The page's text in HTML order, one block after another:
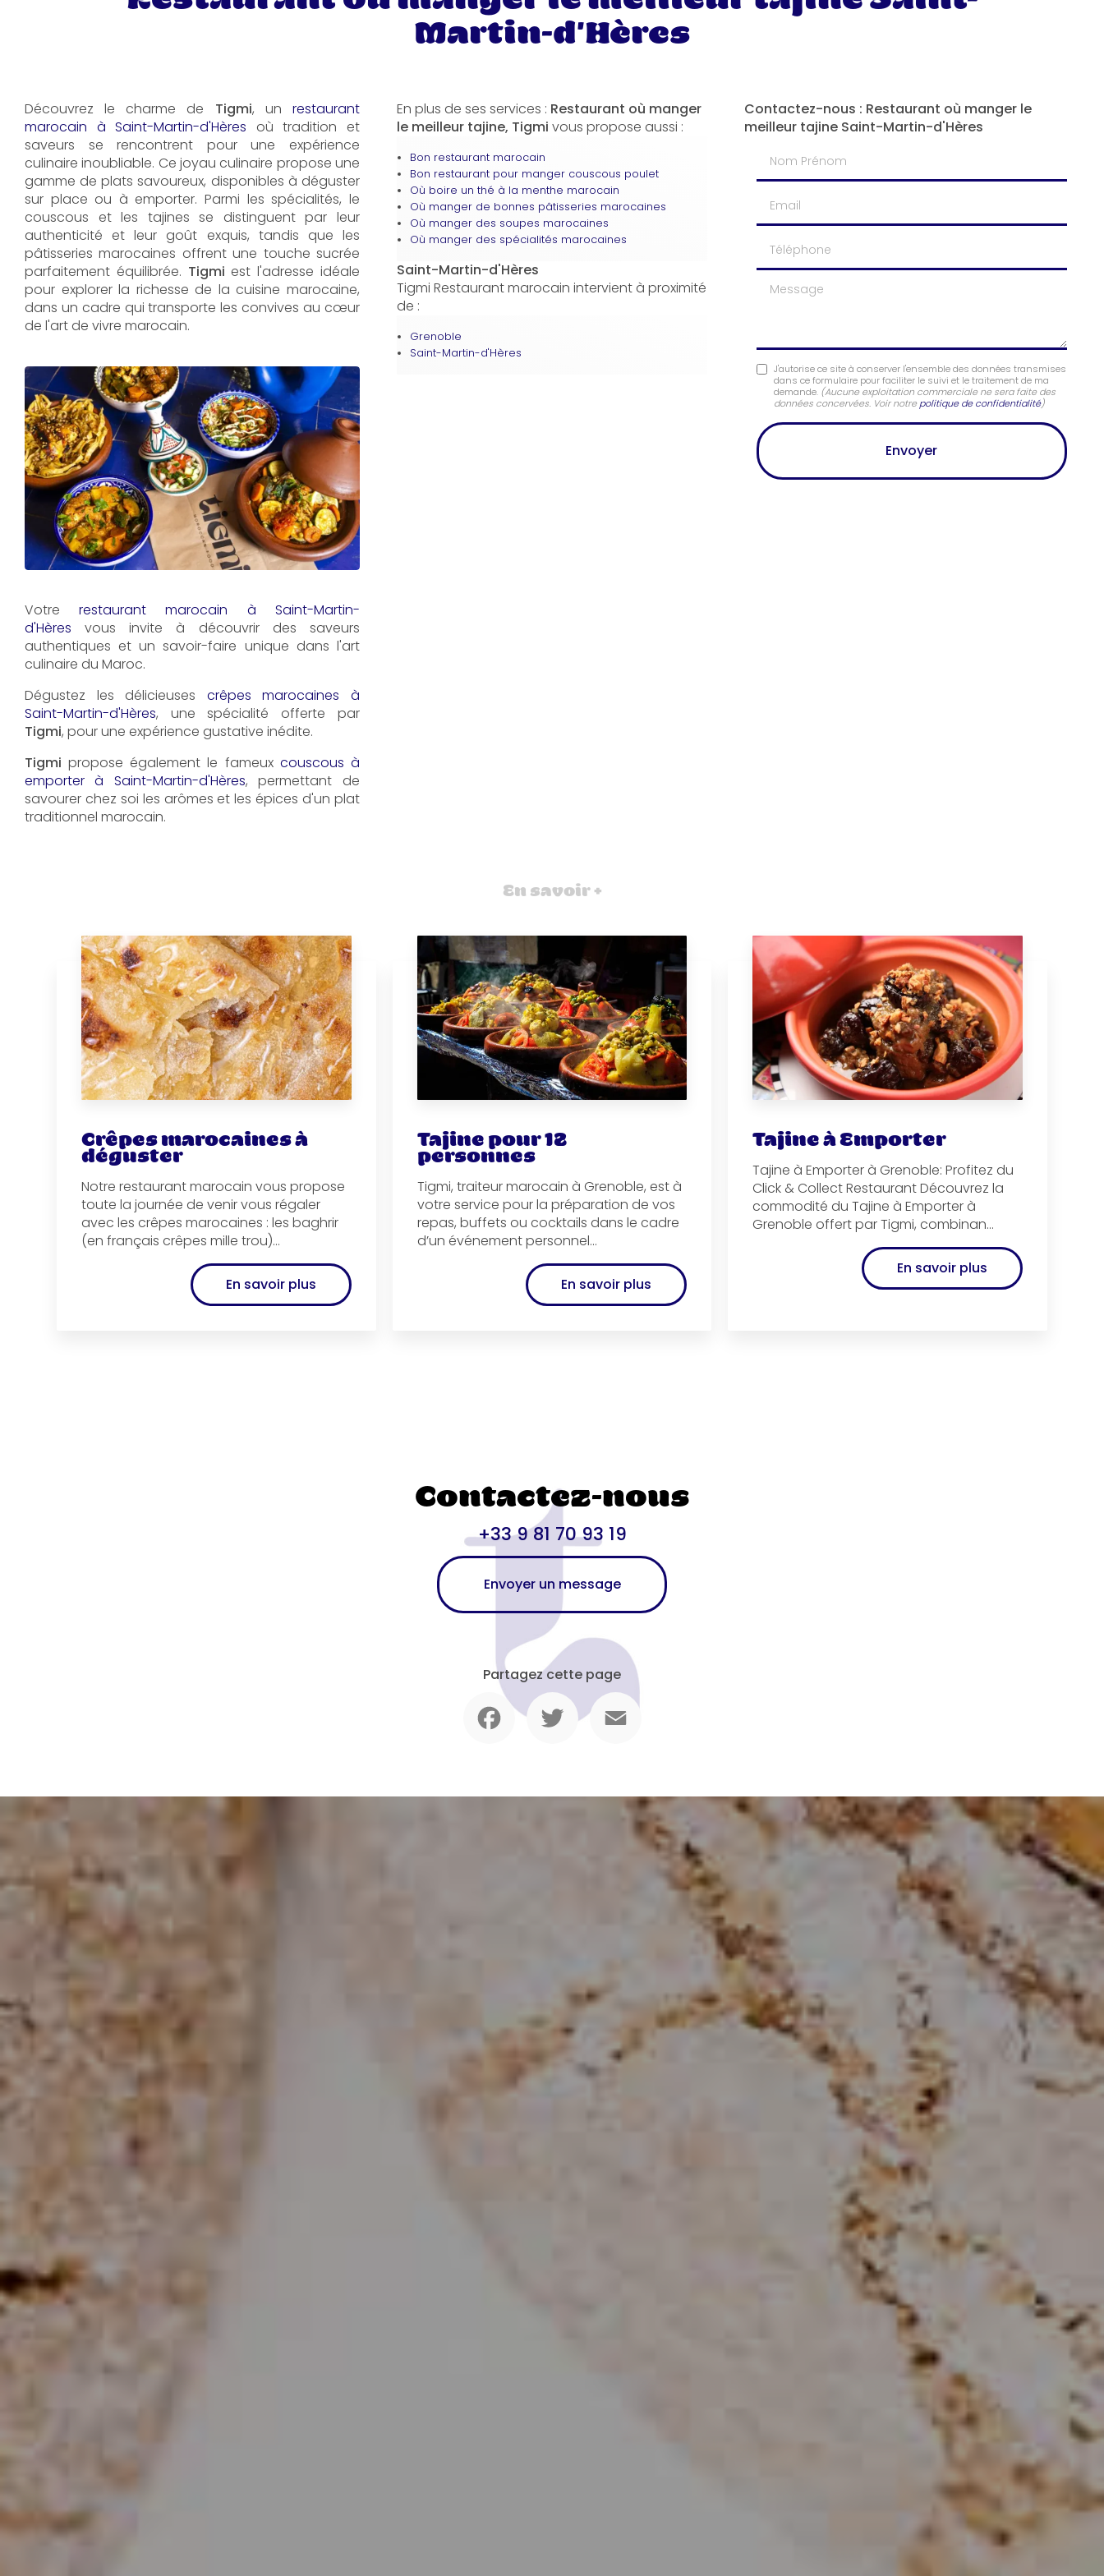
Martin-d'Hères
Découvrez le charme de Tigmi, un restaurant
marocain à Saint-Martin-d'Hères où tradition et
saveurs se rencontrent pour une expérience
culinaire inoubliable. Ce joyau culinaire propose une
gamme de plats savoureux, disponibles à déguster
sur place ou à emporter. Parmi les spécialités, le
couscous et les tajines se distinguent par leur
authenticité et leur goût exquis, tandis que les
pâtisseries marocaines offrent une touche sucrée
parfaitement équilibrée. Tigmi est l'adresse idéale
pour explorer la richesse de la cuisine marocaine,
dans un cadre qui transporte les convives au cœur
de l'art de vivre marocain.
Votrerestaurant marocain à Saint-Martin-
d'Hères vous invite à découvrir des saveurs
authentiques et un savoir-faire unique dans l'art
culinaire du Maroc.
Dégustez les délicieuses crêpes marocaines à
Saint-Martin-d'Hères, une spécialité offerte par
Tigmi, pour une expérience gustative inédite.
Tigmi propose également le fameux couscous à
emporter à Saint-Martin-d'Hères, permettant de
savourer chez soi les arômes et les épices d'un plat
traditionnel marocain.
En plus de ses services : Restaurant où manger
le meilleur tajine, Tigmi vous propose aussi :
Bon restaurant marocain
Bon restaurant pour manger couscous poulet
Où boire un thé à la menthe marocain
Où manger de bonnes pâtisseries marocaines
Où manger des soupes marocaines
Où manger des spécialités marocaines
Saint-Martin-d'Hères
Tigmi Restaurant marocain intervient à proximité
de :
Grenoble
Saint-Martin-d'Hères
Contactez-nous : Restaurant où manger le
meilleur tajine Saint-Martin-d'Hères
Nom Prénom
Téléphone
Message
J'autorise ce site à conserver l'ensemble des données transmises
dans ce formulaire pour faciliter le suivi et le traitement de ma
demande. (Aucune exploitation commerciale ne sera faite des
données concervées. Voir notrepolitique de confidentialité)
En savoir +
Crêpes marocaines à
déguster
Notre restaurant marocain vous propose
toute la journée de venir vous régaler
avec les crêpes marocaines : les baghrir
(en français crêpes mille trou)...
En savoir plus
Tajine pour 12
personnes
Tigmi, traiteur marocain à Grenoble, est à
votre service pour la préparation de vos
repas, buffets ou cocktails dans le cadre
d’un événement personnel...
En savoir plus
Tajine à Emporter
Tajine à Emporter à Grenoble: Profitez du
Click & Collect Restaurant Découvrez la
commodité du Tajine à Emporter à
Grenoble offert par Tigmi, combinan...
En savoir plus
Contactez-nous
+33 9 81 70 93 19
Envoyer un message
Partagez cette page
Facebook
Twitter